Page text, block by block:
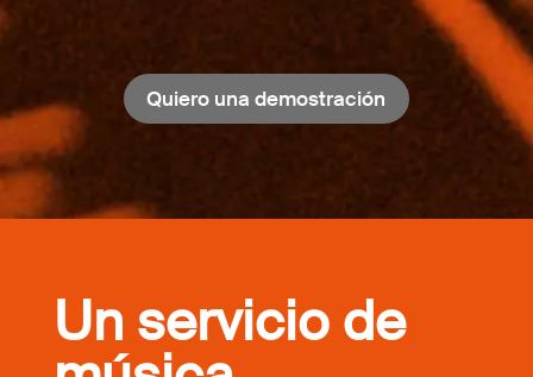
Quiero una demostración
Un servicio de